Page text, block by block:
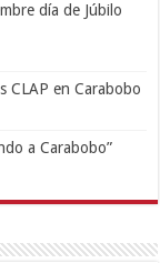
día de Júbilo
CLAP en Carabobo
a Carabobo”